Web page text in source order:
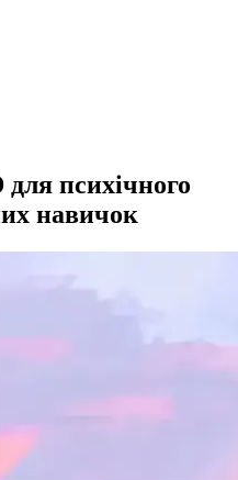
психічного
навичок